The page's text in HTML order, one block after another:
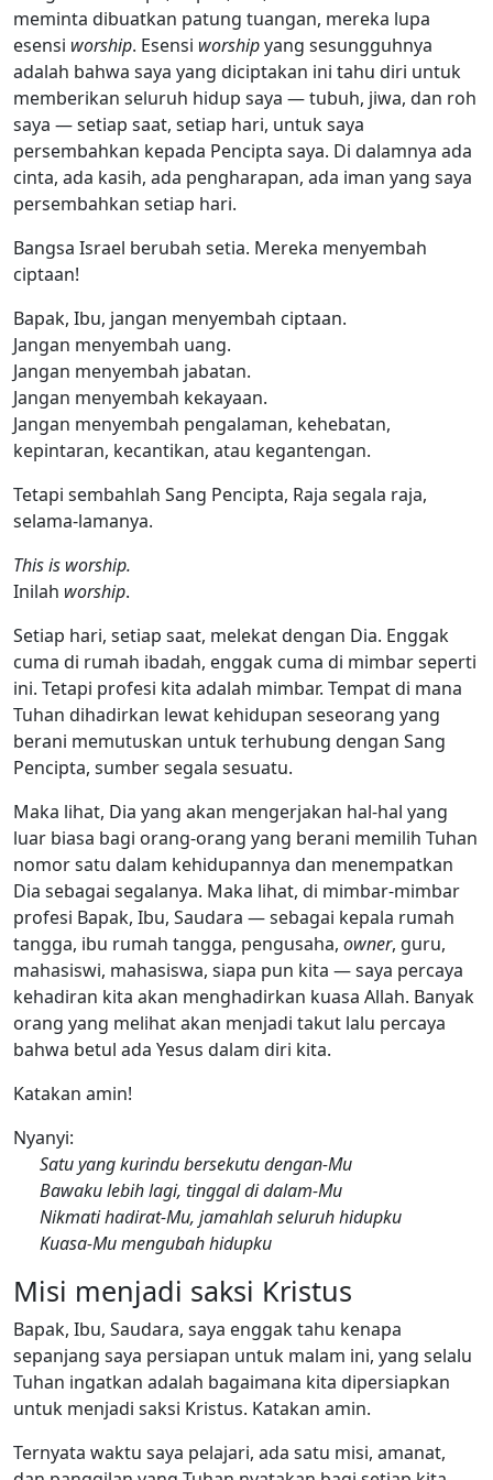
meminta dibuatkan patung tuangan, mereka lupa
esensi worship. Esensi worshipyang sesungguhnya
adalah bahwa saya yang diciptakan ini tahu diri untuk
memberikan seluruh hidup saya — tubuh, jiwa, dan roh
saya — setiap saat, setiap hari, untuk saya
persembahkan kepada Pencipta saya. Di dalamnya ada
cinta, ada kasih, ada pengharapan, ada iman yang saya
persembahkan setiap hari.
Bangsa Israel berubah setia. Mereka menyembah
ciptaan!
Bapak, Ibu, jangan menyembah ciptaan.
Jangan menyembah uang.
Jangan menyembah jabatan.
Jangan menyembah kekayaan.
Jangan menyembah pengalaman, kehebatan,
kepintaran, kecantikan, atau kegantengan.
Tetapi sembahlah Sang Pencipta, Raja segala raja,
selama-lamanya.
This is worship.
Inilah worship.
Setiap hari, setiap saat, melekat dengan Dia. Enggak
cuma di rumah ibadah, enggak cuma di mimbar seperti
ini. Tetapi profesi kita adalah mimbar. Tempat di mana
Tuhan dihadirkan lewat kehidupan seseorang yang
berani memutuskan untuk terhubung dengan Sang
Pencipta, sumber segala sesuatu.
Maka lihat, Dia yang akan mengerjakan hal-hal yang
luar biasa bagi orang-orang yang berani memilih Tuhan
nomor satu dalam kehidupannya dan menempatkan
Dia sebagai segalanya. Maka lihat, di mimbar-mimbar
profesi Bapak, Ibu, Saudara — sebagai kepala rumah
tangga, ibu rumah tangga, pengusaha, owner, guru,
mahasiswi, mahasiswa, siapa pun kita — saya percaya
kehadiran kita akan menghadirkan kuasa Allah. Banyak
orang yang melihat akan menjadi takut lalu percaya
bahwa betul ada Yesus dalam diri kita.
Katakan amin!
Nyanyi:
Satu yang kurindu bersekutu dengan-Mu
Bawaku lebih lagi, tinggal di dalam-Mu
Nikmati hadirat-Mu, jamahlah seluruh hidupku
Kuasa-Mu mengubah hidupku
Misi menjadi saksi Kristus
Bapak, Ibu, Saudara, saya enggak tahu kenapa
sepanjang saya persiapan untuk malam ini, yang selalu
Tuhan ingatkan adalah bagaimana kita dipersiapkan
untuk menjadi saksi Kristus. Katakan amin.
Ternyata waktu saya pelajari, ada satu misi, amanat,